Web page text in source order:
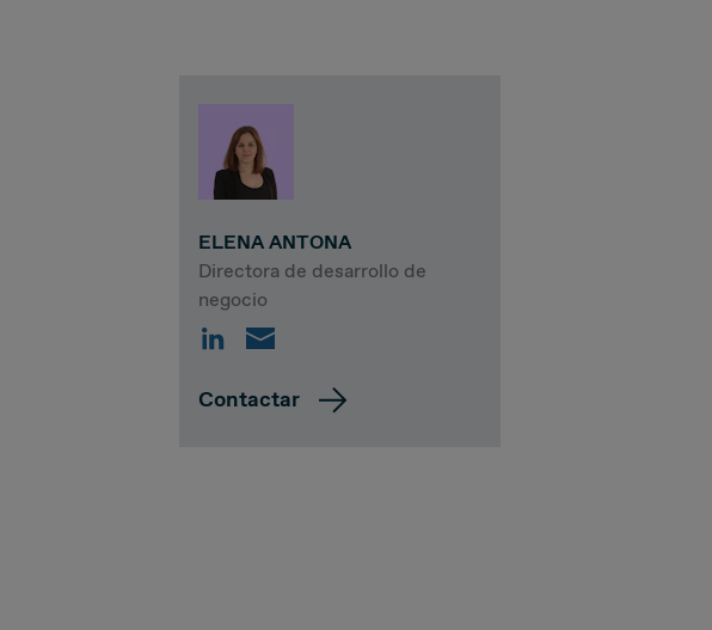
ELENA ANTONA
Directora de desarrollo de
negocio
Contactar